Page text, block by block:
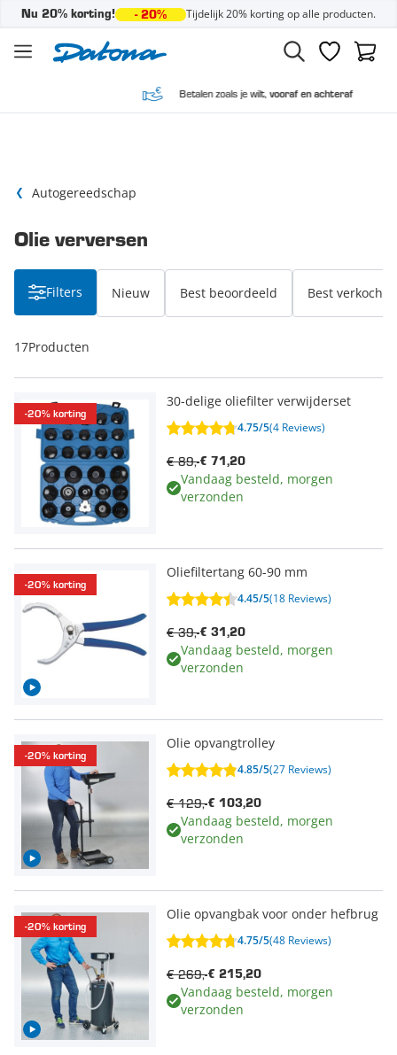
Nu 20% korting! - 20% Tijdelijk 20% korting op alle producten.
Verlanglijst
Betalen zoals je wilt,vooraf en achteraf
Autogereedschap
Olie verversen
Filters Nieuw Best beoordeeld Best verkocht
17Producten
-20% korting
30-delige oliefilter verwijderset
4.75/5(4 Reviews)
€ 71,20
€ 89,-
Vandaag besteld, morgen
verzonden
-20% korting
Oliefiltertang 60-90 mm
4.45/5(18 Reviews)
€ 31,20
€ 39,-
Vandaag besteld, morgen
verzonden
-20% korting
Olie opvangtrolley
4.85/5(27 Reviews)
€ 103,20
€ 129,-
Vandaag besteld, morgen
verzonden
-20% korting
Olie opvangbak voor onder hefbrug
4.75/5(48 Reviews)
€ 215,20
€ 269,-
Vandaag besteld, morgen
verzonden